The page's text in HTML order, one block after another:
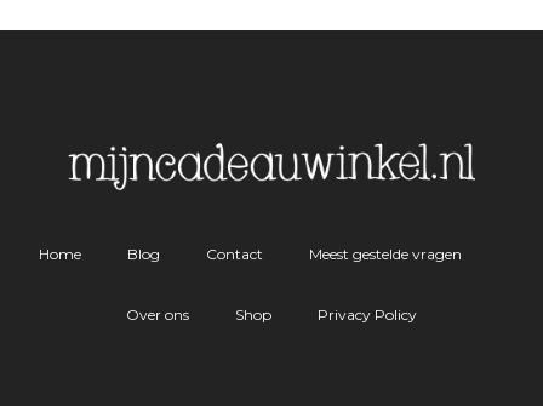
Home Blog Contact Meest gestelde vragen
Over ons Shop Privacy Policy